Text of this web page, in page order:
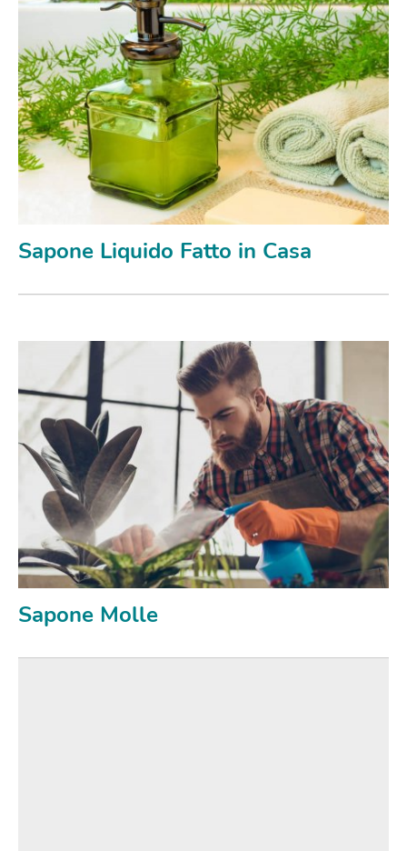
Sapone Liquido Fatto in Casa
Sapone Molle